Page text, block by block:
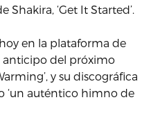
‘Get It Started’.
en la plataforma de
anticipo del próximo
y su discográfica
‘un auténtico himno de